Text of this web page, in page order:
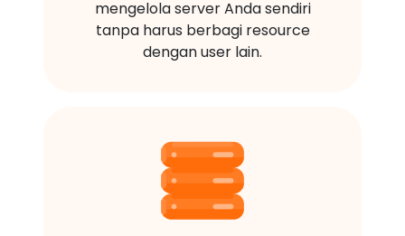
mengelola server Anda sendiri
tanpa harus berbagi resource
dengan user lain.